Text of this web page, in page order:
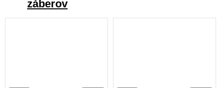
záberov